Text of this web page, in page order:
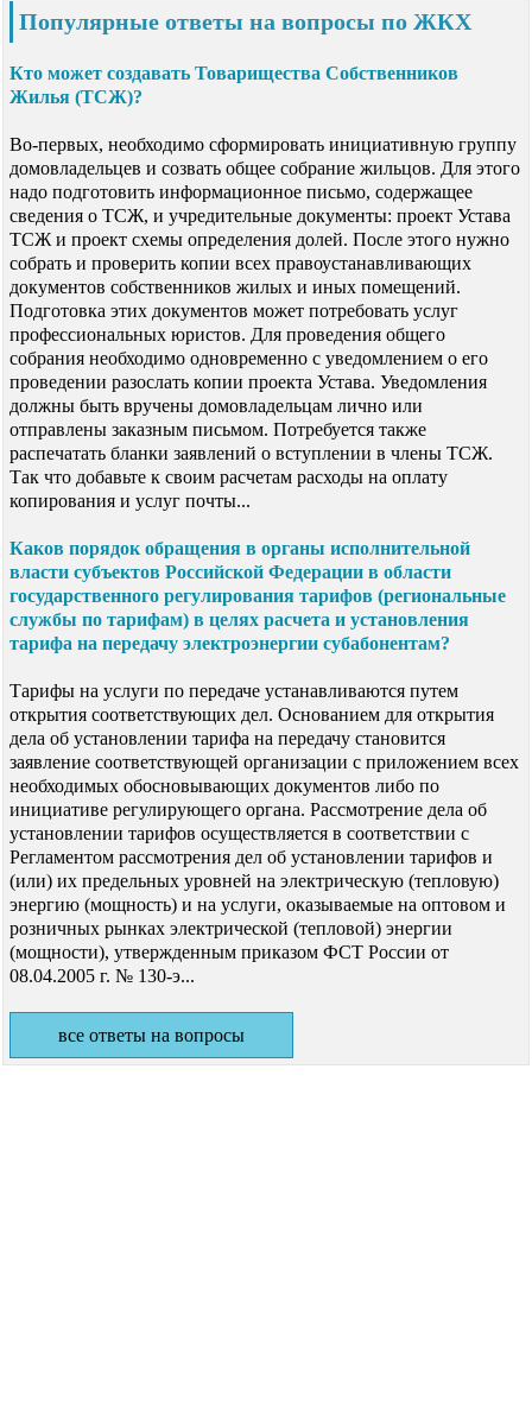
Популярные ответы на вопросы по ЖКХ
Кто может создавать Товарищества Собственников
Жилья (ТСЖ)?
Во-первых, необходимо сформировать инициативную группу
домовладельцев и созвать общее собрание жильцов. Для этого
надо подготовить информационное письмо, содержащее
сведения о ТСЖ, и учредительные документы: проект Устава
ТСЖ и проект схемы определения долей. После этого нужно
собрать и проверить копии всех правоустанавливающих
документов собственников жилых и иных помещений.
Подготовка этих документов может потребовать услуг
профессиональных юристов. Для проведения общего
собрания необходимо одновременно с уведомлением о его
проведении разослать копии проекта Устава. Уведомления
должны быть вручены домовладельцам лично или
отправлены заказным письмом. Потребуется также
распечатать бланки заявлений о вступлении в члены ТСЖ.
Так что добавьте к своим расчетам расходы на оплату
копирования и услуг почты...
Каков порядок обращения в органы исполнительной
власти субъектов Российской Федерации в области
государственного регулирования тарифов (региональные
службы по тарифам) в целях расчета и установления
тарифа на передачу электроэнергии субабонентам?
Тарифы на услуги по передаче устанавливаются путем
открытия соответствующих дел. Основанием для открытия
дела об установлении тарифа на передачу становится
заявление соответствующей организации с приложением всех
необходимых обосновывающих документов либо по
инициативе регулирующего органа. Рассмотрение дела об
установлении тарифов осуществляется в соответствии с
Регламентом рассмотрения дел об установлении тарифов и
(или) их предельных уровней на электрическую (тепловую)
энергию (мощность) и на услуги, оказываемые на оптовом и
розничных рынках электрической (тепловой) энергии
(мощности), утвержденным приказом ФСТ России от
08.04.2005 г. № 130-э...
все ответы на вопросы